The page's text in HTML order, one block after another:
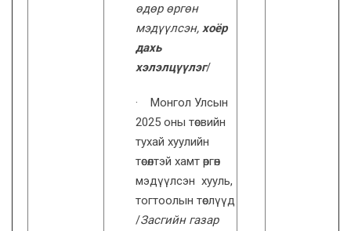
өдөр өргөн
мэдүүлсэн, хоёр
дахь
хэлэлцүүлэг/
· Монгол Улсын
2025 оны төсвийн
тухай хуулийн
төсөлтэй хамт өргөн
мэдүүлсэн хууль,
тогтоолын төслүүд
/Засгийн газар